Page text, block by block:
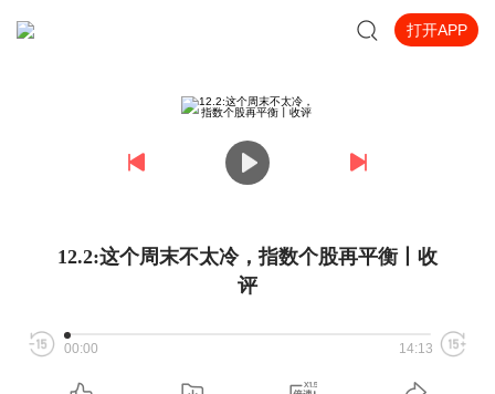
打开APP
12.2:这个周末不太冷，指数个股再平衡丨收
评
00:00 14:13